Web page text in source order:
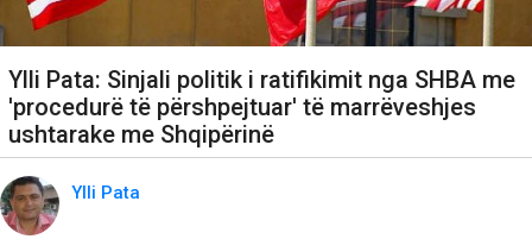
Ylli Pata: Sinjali politik i ratifikimit nga SHBA me
'procedurë të përshpejtuar' të marrëveshjes
ushtarake me Shqipërinë
Ylli Pata